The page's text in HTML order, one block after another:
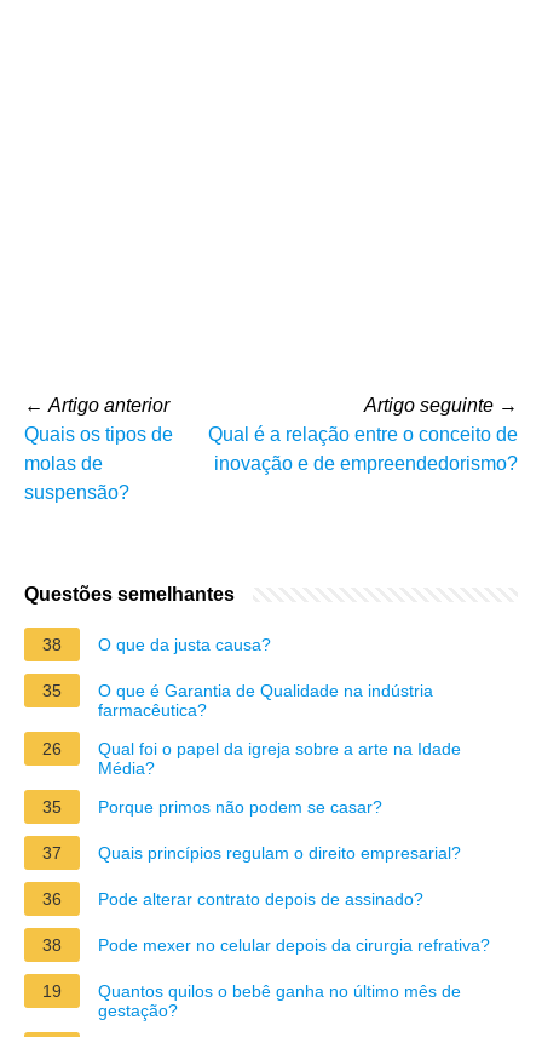
← Artigo anterior
Quais os tipos de
molas de
suspensão?
Artigo seguinte →
Qual é a relação entre o conceito de
inovação e de empreendedorismo?
Questões semelhantes
38 O que da justa causa?
35
O que é Garantia de Qualidade na indústria
farmacêutica?
26
Qual foi o papel da igreja sobre a arte na Idade
Média?
35
Porque primos não podem se casar?
37 Quais princípios regulam o direito empresarial?
36 Pode alterar contrato depois de assinado?
38 Pode mexer no celular depois da cirurgia refrativa?
19
Quantos quilos o bebê ganha no último mês de
gestação?